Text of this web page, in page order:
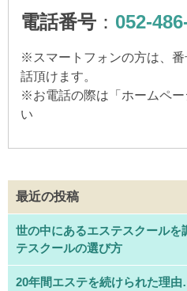
電話番号 ： 052-
※ スマートフォンの方は、
話頂けます。
※お電話の際は「ホームペ
い
最近の投稿
世の中にあるエステスクールを
テスクールの選び方
20年間エステを続けられた理